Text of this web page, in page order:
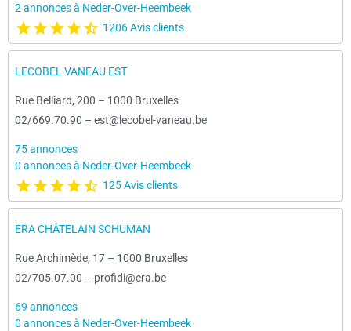
2 annonces à Neder-Over-Heembeek
1206 Avis clients
LECOBEL VANEAU EST
Rue Belliard, 200 – 1000 Bruxelles
02/669.70.90 – est@lecobel-vaneau.be
75 annonces
0 annonces à Neder-Over-Heembeek
125 Avis clients
ERA CHÂTELAIN SCHUMAN
Rue Archimède, 17 – 1000 Bruxelles
02/705.07.00 – profidi@era.be
69 annonces
0 annonces à Neder-Over-Heembeek